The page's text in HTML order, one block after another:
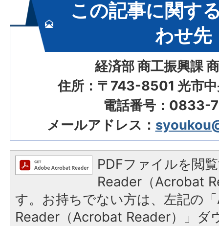
この記事に関す
わせ先
経済部 商工振興課
住所：〒743-8501 光市中
電話番号：0833-
メールアドレス：
PDFファイルを閲
Reader（Acrobat
す。お持ちでない方は、左記の
Reader（Acrobat Reader）」ダ